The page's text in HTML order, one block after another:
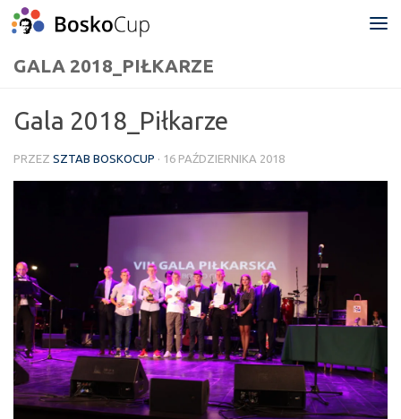
Przejdź do treści
GALA 2018_PIŁKARZE
Gala 2018_Piłkarze
PRZEZ SZTAB BOSKOCUP · 16 PAŹDZIERNIKA 2018